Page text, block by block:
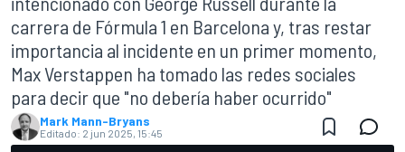
carrera de Fórmula 1 en Barcelona y, tras restar
importancia al incidente en un primer momento,
Max Verstappen ha tomado las redes sociales
para decir que "no debería haber ocurrido"
Mark Mann-Bryans
Editado: 2 jun 2025, 15:45